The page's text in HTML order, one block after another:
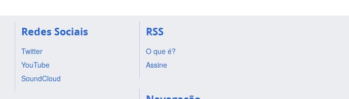
Redes Sociais
Twitter
YouTube
SoundCloud
RSS
O que é?
Assine